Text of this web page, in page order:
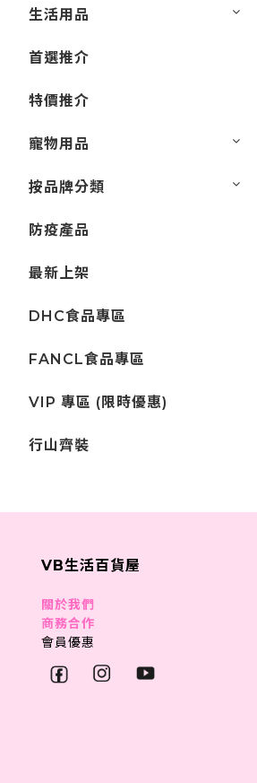
生活用品
首選推介
特價推介
寵物用品
按品牌分類
防疫產品
最新上架
DHC食品專區
FANCL食品專區
VIP 專區 (限時優惠)
行山齊裝
VB生活百貨屋
關於我們
商務合作
會員優惠